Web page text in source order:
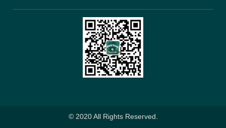
© 2020 All Rights Reserved.